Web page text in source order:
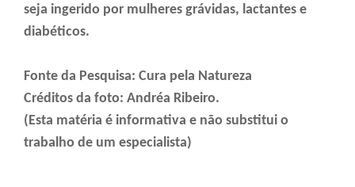
seja ingerido por mulheres grávidas, lactantes e
diabéticos.
Fonte da Pesquisa: Cura pela Natureza
Créditos da foto: Andréa Ribeiro.
(Esta matéria é informativa e não substitui o
trabalho de um especialista)